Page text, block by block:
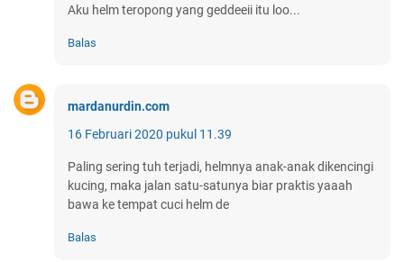
Aku helm teropong yang geddeeii itu loo...
Balas
mardanurdin.com
16 Februari 2020 pukul 11.39
Paling sering tuh terjadi, helmnya anak-anak dikencingi
kucing, maka jalan satu-satunya biar praktis yaaah
bawa ke tempat cuci helm de
Balas